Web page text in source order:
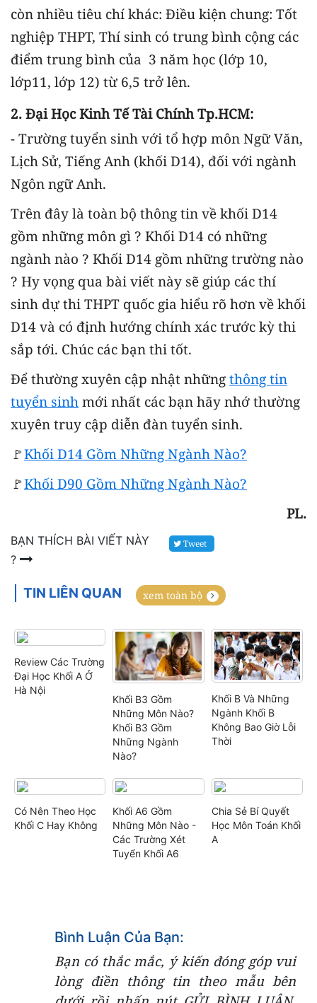
còn nhiều tiêu chí khác: Điều kiện chung: Tốt
nghiệp THPT, Thí sinh có trung bình cộng các
điểm trung bình của 3 năm học (lớp 10,
lớp11, lớp 12) từ 6,5 trở lên.
2. Đại Học Kinh Tế Tài Chính Tp.HCM:
- Trường tuyển sinh với tổ hợp môn Ngữ Văn,
Lịch Sử, Tiếng Anh (khối D14), đối với ngành
Ngôn ngữ Anh.
Trên đây là toàn bộ thông tin về khối D14
gồm những môn gì ? Khối D14 có những
ngành nào ? Khối D14 gồm những trường nào
? Hy vọng qua bài viết này sẽ giúp các thí
sinh dự thi THPT quốc gia hiểu rõ hơn về khối
D14 và có định hướng chính xác trước kỳ thi
sắp tới. Chúc các bạn thi tốt.
Để thường xuyên cập nhật những thông tin
tuyển sinh mới nhất các bạn hãy nhớ thường
xuyên truy cập diễn đàn tuyển sinh.
🚩Khối D14 Gồm Những Ngành Nào?
🚩Khối D90 Gồm Những Ngành Nào?
PL.
BẠN THÍCH BÀI VIẾT NÀY
?
Tweet
TIN LIÊN QUAN xem toàn bộ
Review Các Trường
Đại Học Khối A Ở
Hà Nội
Khối B3 Gồm
Những Môn Nào?
Khối B3 Gồm
Những Ngành
Nào?
Khối B Và Những
Ngành Khối B
Không Bao Giờ Lỗi
Thời
Có Nên Theo Học
Khối C Hay Không
Khối A6 Gồm
Những Môn Nào -
Các Trường Xét
Tuyển Khối A6
Chia Sẻ Bí Quyết
Học Môn Toán Khối
A
Bình Luận Của Bạn:
Bạn có thắc mắc, ý kiến đóng góp vui
lòng điền thông tin theo mẫu bên